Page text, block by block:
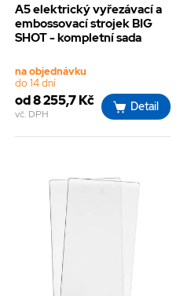
A5 elektrický vyřezávací a
embossovací strojek BIG
SHOT - kompletní sada
na objednávku
do 14 dní
od 8 255,7 Kč
vč. DPH
Detail